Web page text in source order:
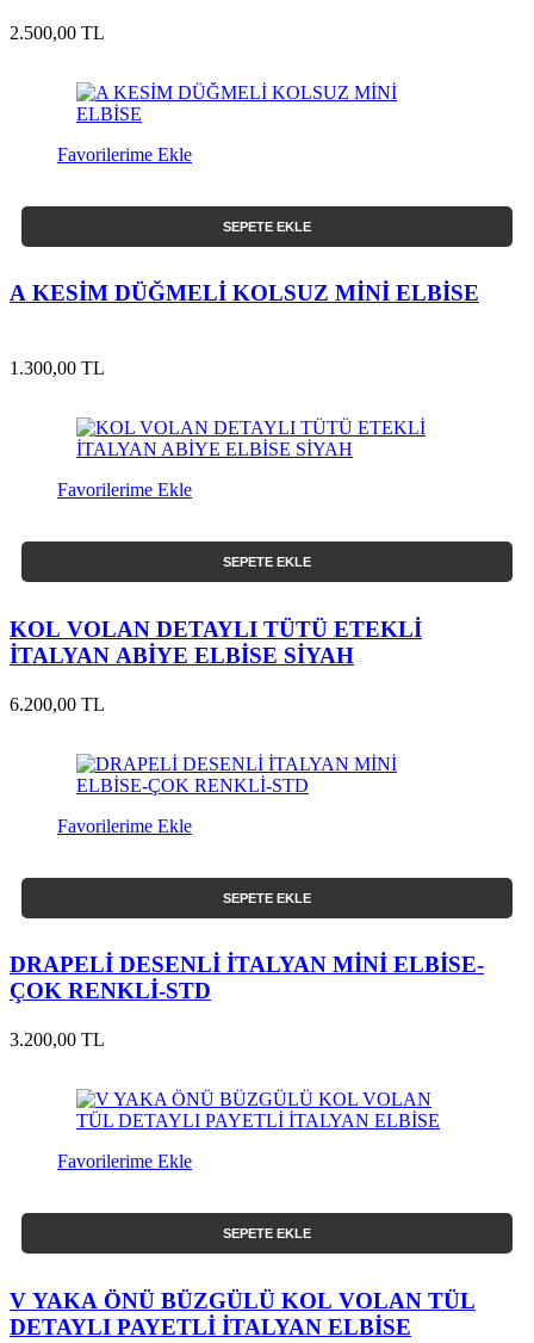
2.500,00 TL
Favorilerime Ekle
SEPETE EKLE
A KESİM DÜĞMELİ KOLSUZ MİNİ ELBİSE
1.300,00 TL
Favorilerime Ekle
SEPETE EKLE
KOL VOLAN DETAYLI TÜTÜ ETEKLİ
İTALYAN ABİYE ELBİSE SİYAH
6.200,00 TL
Favorilerime Ekle
SEPETE EKLE
DRAPELİ DESENLİ İTALYAN MİNİ ELBİSE-
ÇOK RENKLİ-STD
3.200,00 TL
Favorilerime Ekle
SEPETE EKLE
V YAKA ÖNÜ BÜZGÜLÜ KOL VOLAN TÜL
DETAYLI PAYETLİ İTALYAN ELBİSE